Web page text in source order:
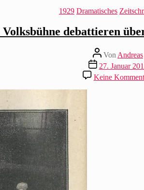
Kategorien
1929 Dramatisches
debattieren
Beitragsautor
Von Andreas
Beitragsdatum
27. Januar
Keine